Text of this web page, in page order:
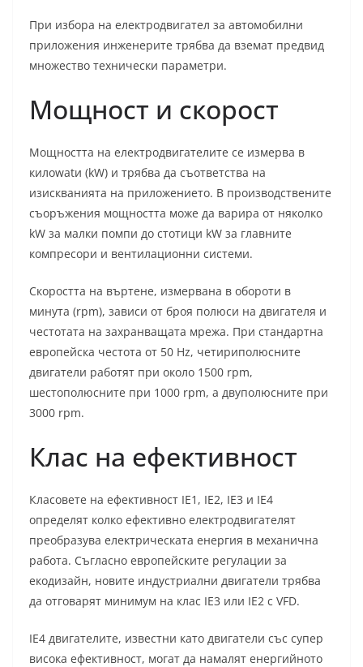
При избора на електродвигател за автомобилни
приложения инженерите трябва да вземат предвид
множество технически параметри.
Мощност и скорост
Мощността на електродвигателите се измерва в
килоwatи (kW) и трябва да съответства на
изискванията на приложението. В производствените
съоръжения мощността може да варира от няколко
kW за малки помпи до стотици kW за главните
компресори и вентилационни системи.
Скоростта на въртене, измервана в обороти в
минута (rpm), зависи от броя полюси на двигателя и
честотата на захранващата мрежа. При стандартна
европейска честота от 50 Hz, четириполюсните
двигатели работят при около 1500 rpm,
шестополюсните при 1000 rpm, а двуполюсните при
3000 rpm.
Клас на ефективност
Класовете на ефективност IE1, IE2, IE3 и IE4
определят колко ефективно електродвигателят
преобразува електрическата енергия в механична
работа. Съгласно европейските регулации за
екодизайн, новите индустриални двигатели трябва
да отговарят минимум на клас IE3 или IE2 с VFD.
IE4 двигателите, известни като двигатели със супер
висока ефективност, могат да намалят енергийното